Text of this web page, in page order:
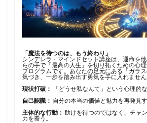
「魔法を待つのは、もう終わり」
シンデレラ・マインドセット講座は、運命を
らの手で「最高の人生」を切り拓くための心
プログラムです。あなたの足元にある「ガラ
気づき、一歩を踏み出す勇気を手に入れません
現状打破：
「どうせ私なんて」という心理的
自己認識： 自分の本当の価値と魅力を再発見す
主体的な行動： 助けを待つのではなく、チャ
力を養う。